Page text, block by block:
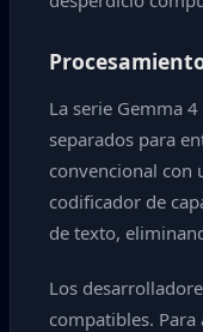
La serie Gemma
separados para
convencional con
codificador de
de texto,
Los
compatibles.